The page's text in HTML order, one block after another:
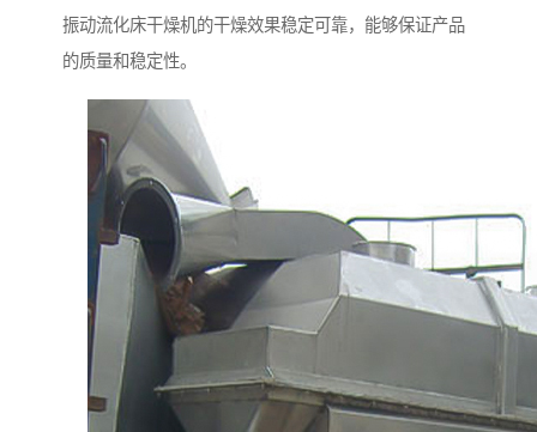
振动流化床干燥机的干燥效果稳定可靠，能够保证产品
的质量和稳定性。